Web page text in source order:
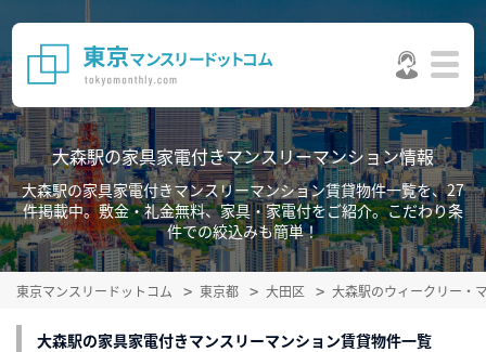
大森駅の家具家電付きマンスリーマンション情報
大森駅の家具家電付きマンスリーマンション賃貸物件一覧を、27
件掲載中。敷金・礼金無料、家具・家電付をご紹介。こだわり条
件での絞込みも簡単！
東京マンスリードットコム 東京都 大田区 大森駅のウィークリー・
大森駅の家具家電付きマンスリーマンション賃貸物件一覧